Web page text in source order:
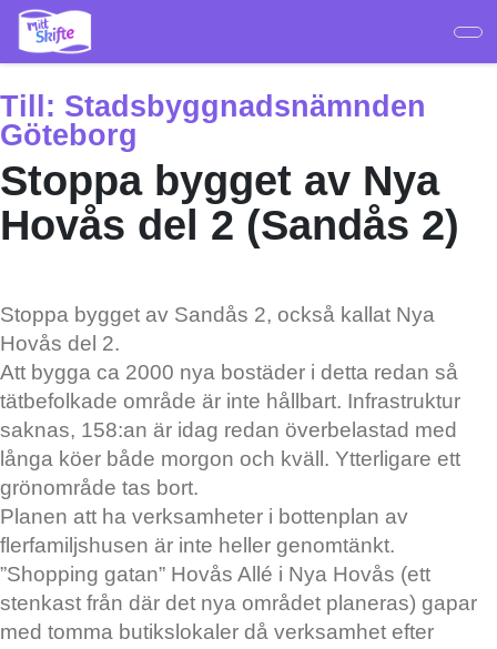
Hoppa
huvudinnehåll
Till: Stadsbyggnadsnämnden
Göteborg
Stoppa bygget av Nya
Hovås del 2 (Sandås 2)
Stoppa bygget av Sandås 2, också kallat Nya
Hovås del 2.
Att bygga ca 2000 nya bostäder i detta redan så
tätbefolkade område är inte hållbart. Infrastruktur
saknas, 158:an är idag redan överbelastad med
långa köer både morgon och kväll. Ytterligare ett
grönområde tas bort.
Planen att ha verksamheter i bottenplan av
flerfamiljshusen är inte heller genomtänkt.
”Shopping gatan” Hovås Allé i Nya Hovås (ett
stenkast från där det nya området planeras) gapar
med tomma butikslokaler då verksamhet efter